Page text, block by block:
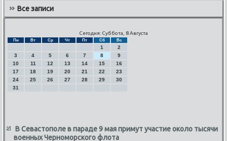
Все записи
Сегодня: Суббота, 8 Августа
Пн Вт Ср Чт Пт Сб Вс
1
2
3
4 5 6 7 8
9
10
11 12 13 14 15
16
17
18 19 20 21 22
23
24
25 26 27 28 29
30
31
В Севастополе в параде 9 мая примут участие около тысячи
военных Черноморского флота